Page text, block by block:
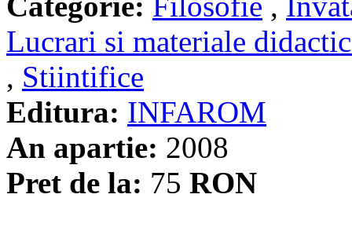
Lucrari si materiale
, Stiintifice
Editura: INFAROM
An apartie: 2008
Pret de la: 75 RON